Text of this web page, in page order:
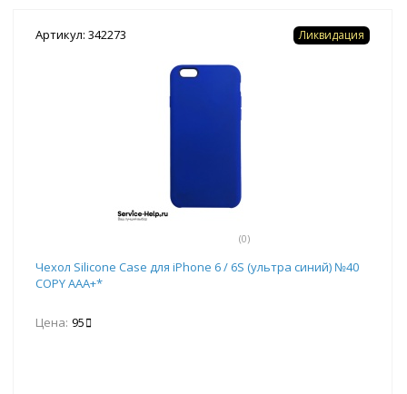
Артикул: 342273
(0)
Ликвидация
Чехол Silicone Case для iPhone 6 / 6S (ультра синий) №40
COPY AAA+*
Цена: 95